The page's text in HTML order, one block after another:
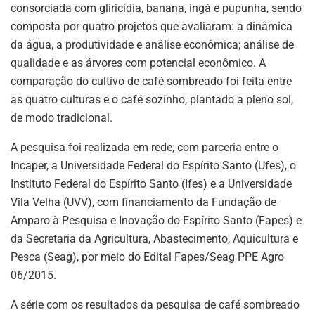
consorciada com gliricídia, banana, ingá e pupunha, sendo
composta por quatro projetos que avaliaram: a dinâmica
da água, a produtividade e análise econômica; análise de
qualidade e as árvores com potencial econômico. A
comparação do cultivo de café sombreado foi feita entre
as quatro culturas e o café sozinho, plantado a pleno sol,
de modo tradicional.
A pesquisa foi realizada em rede, com parceria entre o
Incaper, a Universidade Federal do Espírito Santo (Ufes), o
Instituto Federal do Espírito Santo (Ifes) e a Universidade
Vila Velha (UVV), com financiamento da Fundação de
Amparo à Pesquisa e Inovação do Espírito Santo (Fapes) e
da Secretaria da Agricultura, Abastecimento, Aquicultura e
Pesca (Seag), por meio do Edital Fapes/Seag PPE Agro
06/2015.
A série com os resultados da pesquisa de café sombreado